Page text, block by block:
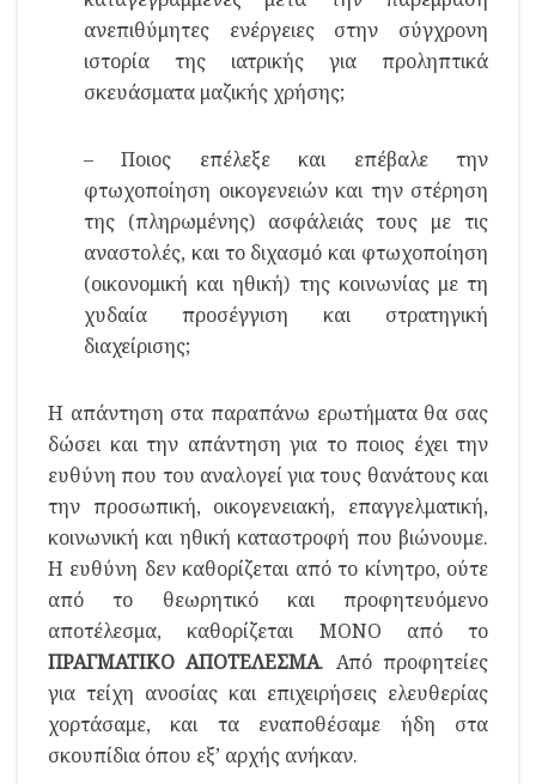
ανεπιθύμητες ενέργειες στην σύγχρονη
ιστορία της ιατρικής για προληπτικά
σκευάσματα μαζικής χρήσης;
– Ποιος επέλεξε και επέβαλε την
φτωχοποίηση οικογενειών και την στέρηση
της (πληρωμένης) ασφάλειάς τους με τις
αναστολές, και το διχασμό και φτωχοποίηση
(οικονομική και ηθική) της κοινωνίας με τη
χυδαία προσέγγιση και στρατηγική
διαχείρισης;
Η απάντηση στα παραπάνω ερωτήματα θα σας
δώσει και την απάντηση για το ποιος έχει την
ευθύνη που του αναλογεί για τους θανάτους και
την προσωπική, οικογενειακή, επαγγελματική,
κοινωνική και ηθική καταστροφή που βιώνουμε.
Η ευθύνη δεν καθορίζεται από το κίνητρο, ούτε
από το θεωρητικό και προφητευόμενο
αποτέλεσμα, καθορίζεται ΜΟΝΟ από το
ΠΡΑΓΜΑΤΙΚΟ ΑΠΟΤΕΛΕΣΜΑ. Από προφητείες
για τείχη ανοσίας και επιχειρήσεις ελευθερίας
χορτάσαμε, και τα εναποθέσαμε ήδη στα
σκουπίδια όπου εξ’ αρχής ανήκαν.